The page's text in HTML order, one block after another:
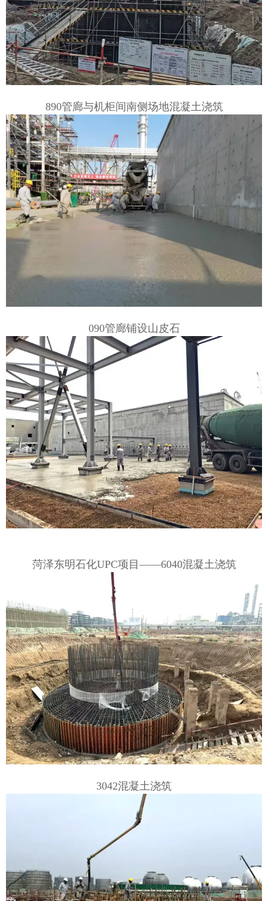
890管廊与机柜间南侧场地混凝土浇筑
090管廊铺设山皮石
菏泽东明石化UPC项目——6040混凝土浇筑
3042混凝土浇筑